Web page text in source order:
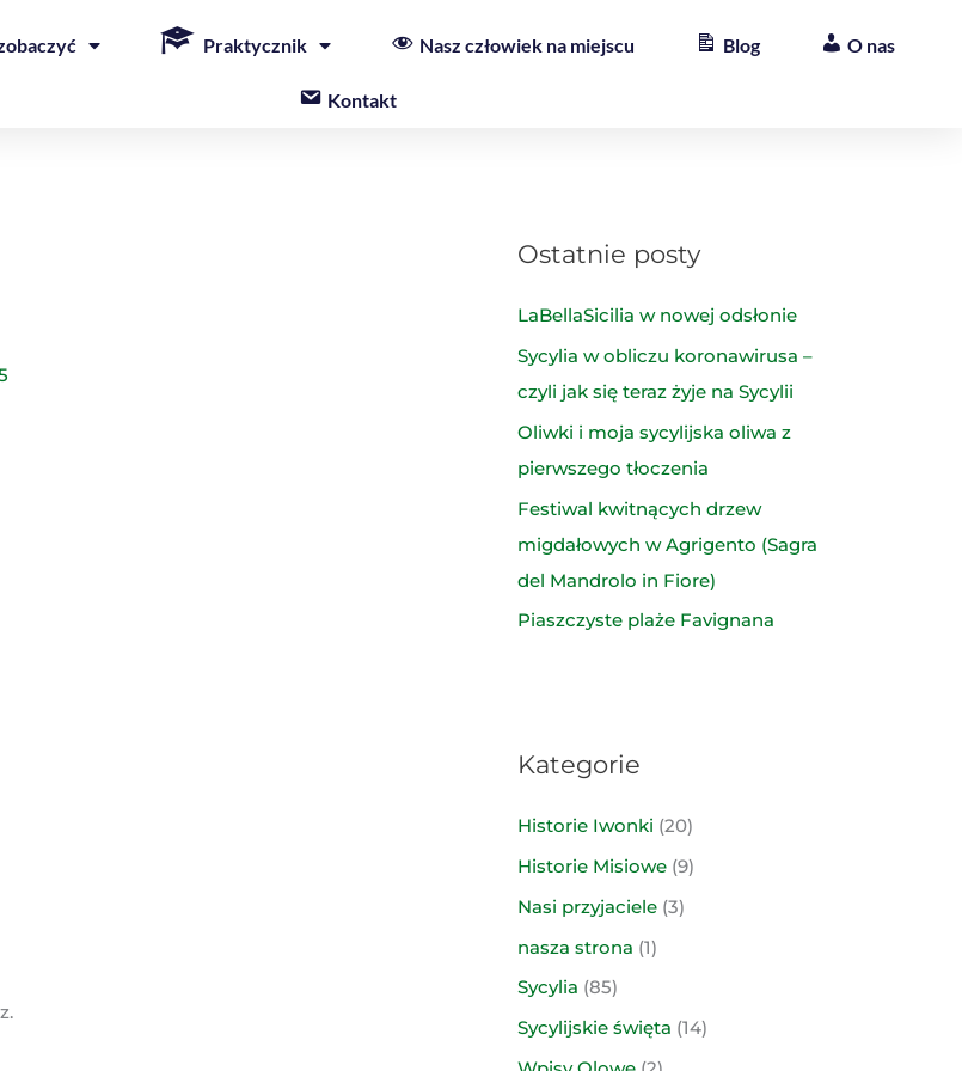
Praktycznik Nasz człowiek na miejscu Blog O nas
Kontakt
Ostatnie posty
LaBellaSicilia w nowej odsłonie
Sycylia w obliczu koronawirusa –
czyli jak się teraz żyje na Sycylii
Oliwki i moja sycylijska oliwa z
pierwszego tłoczenia
Festiwal kwitnących drzew
migdałowych w Agrigento (Sagra
del Mandrolo in Fiore)
Piaszczyste plaże Favignana
Kategorie
Historie Iwonki (20)
Historie Misiowe (9)
Nasi przyjaciele (3)
nasza strona (1)
Sycylia (85)
Sycylijskie święta (14)